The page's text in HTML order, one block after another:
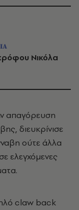
Νικόλα
απαγόρευση
διευκρίνισε
ούτε άλλα
ελεγχόμενες
claw back